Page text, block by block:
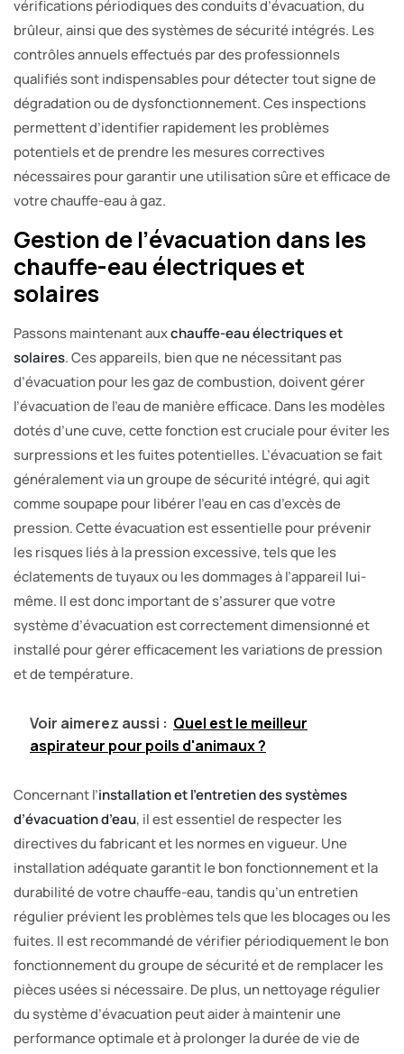
vérifications périodiques des conduits d’évacuation, du
brûleur, ainsi que des systèmes de sécurité intégrés. Les
contrôles annuels effectués par des professionnels
qualifiés sont indispensables pour détecter tout signe de
dégradation ou de dysfonctionnement. Ces inspections
permettent d’identifier rapidement les problèmes
potentiels et de prendre les mesures correctives
nécessaires pour garantir une utilisation sûre et efficace de
votre chauffe-eau à gaz.
Gestion de l’évacuation dans les
chauffe-eau électriques et
solaires
Passons maintenant auxchauffe-eau électriques et
solaires. Ces appareils, bien que ne nécessitant pas
d’évacuation pour les gaz de combustion, doivent gérer
l’évacuation de l’eau de manière efficace. Dans les modèles
dotés d’une cuve, cette fonction est cruciale pour éviter les
surpressions et les fuites potentielles. L’évacuation se fait
généralement via un groupe de sécurité intégré, qui agit
comme soupape pour libérer l’eau en cas d’excès de
pression. Cette évacuation est essentielle pour prévenir
les risques liés à la pression excessive, tels que les
éclatements de tuyaux ou les dommages à l’appareil lui-
même. Il est donc important de s’assurer que votre
système d’évacuation est correctement dimensionné et
installé pour gérer efficacement les variations de pression
et de température.
Voir aimerez aussi : Quel est le meilleur
aspirateur pour poils d'animaux ?
Concernant l’installation et l’entretien des systèmes
d’évacuation d’eau, il est essentiel de respecter les
directives du fabricant et les normes en vigueur. Une
installation adéquate garantit le bon fonctionnement et la
durabilité de votre chauffe-eau, tandis qu’un entretien
régulier prévient les problèmes tels que les blocages ou les
fuites. Il est recommandé de vérifier périodiquement le bon
fonctionnement du groupe de sécurité et de remplacer les
pièces usées si nécessaire. De plus, un nettoyage régulier
du système d’évacuation peut aider à maintenir une
performance optimale et à prolonger la durée de vie de